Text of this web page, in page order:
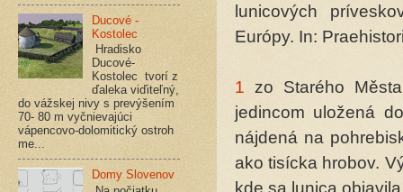
lunicových
Európy. In:
1 zo Starého
jedincom uložená
nájdená na
ako tisícka hrobov.
kde sa lunica
Ducové -
Kostolec
Hradisko
Ducové-
Kostolec tvorí z
ďaleka viďiteľný,
do vážskej nivy s prevýšením
70- 80 m vyčnievajúci
vápencovo-dolomitický ostroh
me...
Domy Slovenov